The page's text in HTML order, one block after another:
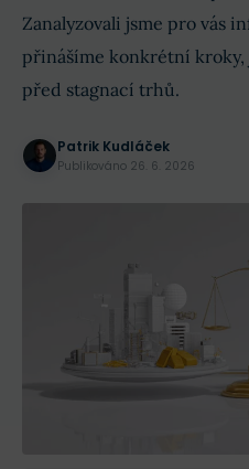
Zanalyzovali jsme pro vás
přinášíme konkrétní kroky,
před stagnací trhů.
Patrik Kudláček
Publikováno 26. 6. 2026